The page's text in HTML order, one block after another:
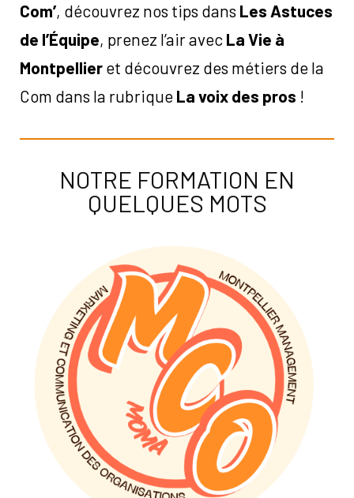
Com’, découvrez nos tips dans Les Astuces
de l’Équipe, prenez l’air avec La Vie à
Montpellier et découvrez des métiers de la
Com dans la rubrique La voix des pros !
NOTRE FORMATION EN
QUELQUES MOTS